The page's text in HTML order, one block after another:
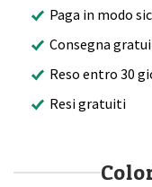
Paga in modo
Consegna
Reso entro 30
Resi gratuiti